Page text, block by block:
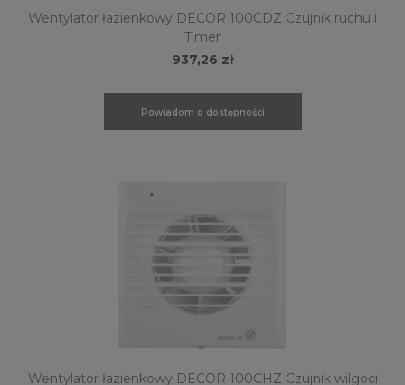
Wentylator łazienkowy DECOR 100CDZ Czujnik ruchu i
Timer
937,26 zł
Powiadom o dostępności
Wentylator łazienkowy DECOR 100CHZ Czujnik wilgoci